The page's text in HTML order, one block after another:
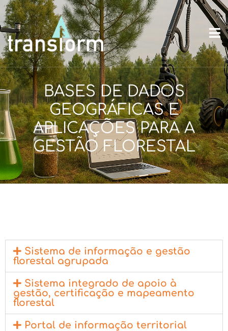
BASES DE DADOS
GEOGRÁFICAS E
APLICAÇÕES PARA A
GESTÃO FLORESTAL
Sistema de informação e gestão
florestal agrupada
Sistema integrado de apoio à
gestão, certificação e mapeamento
florestal
Portal de informação territorial